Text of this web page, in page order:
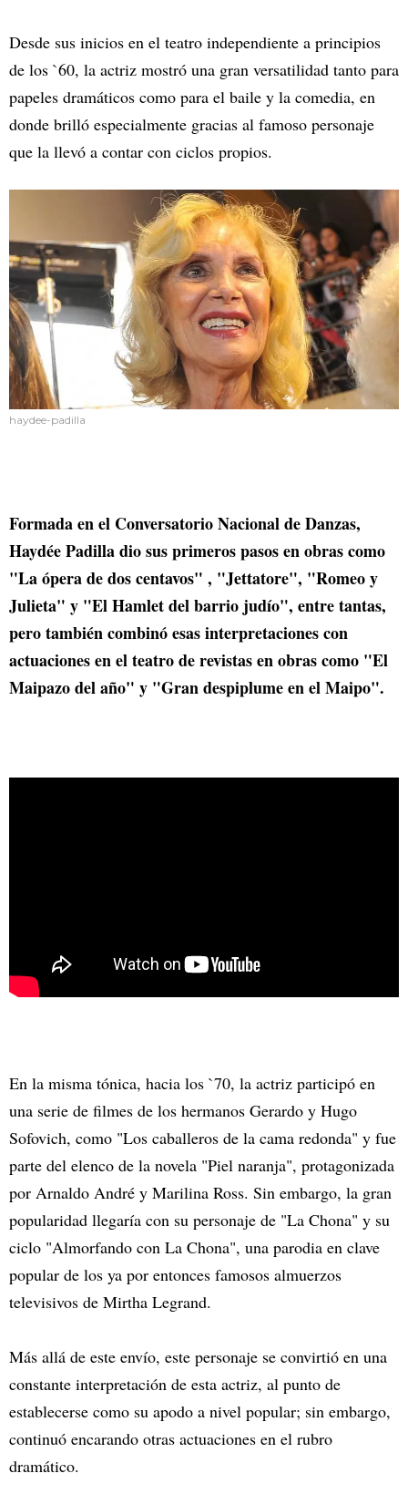
Desde sus inicios en el teatro independiente a principios
de los `60, la actriz mostró una gran versatilidad tanto para
papeles dramáticos como para el baile y la comedia, en
donde brilló especialmente gracias al famoso personaje
que la llevó a contar con ciclos propios.
haydee-padilla
Formada en el Conversatorio Nacional de Danzas,
Haydée Padilla dio sus primeros pasos en obras como
"La ópera de dos centavos" , "Jettatore", "Romeo y
Julieta" y "El Hamlet del barrio judío", entre tantas,
pero también combinó esas interpretaciones con
actuaciones en el teatro de revistas en obras como "El
Maipazo del año" y "Gran despiplume en el Maipo".
En la misma tónica, hacia los `70, la actriz participó en
una serie de filmes de los hermanos Gerardo y Hugo
Sofovich, como "Los caballeros de la cama redonda" y fue
parte del elenco de la novela "Piel naranja", protagonizada
por Arnaldo André y Marilina Ross. Sin embargo, la gran
popularidad llegaría con su personaje de "La Chona" y su
ciclo "Almorfando con La Chona", una parodia en clave
popular de los ya por entonces famosos almuerzos
televisivos de Mirtha Legrand.
Más allá de este envío, este personaje se convirtió en una
constante interpretación de esta actriz, al punto de
establecerse como su apodo a nivel popular; sin embargo,
continuó encarando otras actuaciones en el rubro
dramático.